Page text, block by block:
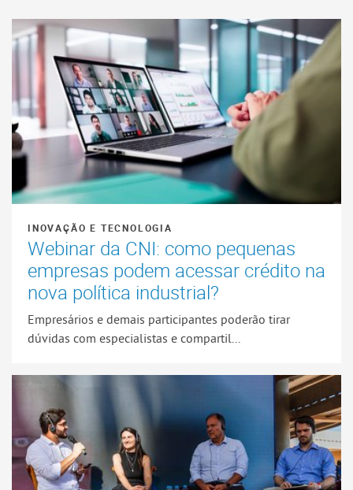
INOVAÇÃO E TECNOLOGIA
Webinar da CNI: como pequenas
empresas podem acessar crédito na
nova política industrial?
Empresários e demais participantes poderão tirar
dúvidas com especialistas e compartil...